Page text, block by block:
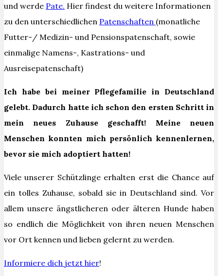
und werde Pate. Hier findest du weitere Informationen
zu den unterschiedlichen Patenschaften (monatliche
Futter-/ Medizin- und Pensionspatenschaft, sowie
einmalige Namens-, Kastrations- und
Ausreisepatenschaft)
Ich habe bei meiner Pflegefamilie in Deutschland
gelebt. Dadurch hatte ich schon den ersten Schritt in
mein neues Zuhause geschafft! Meine neuen
Menschen konnten mich persönlich kennenlernen,
bevor sie mich adoptiert hatten!
Viele unserer Schützlinge erhalten erst die Chance auf
ein tolles Zuhause, sobald sie in Deutschland sind. Vor
allem unsere ängstlicheren oder älteren Hunde haben
so endlich die Möglichkeit von ihren neuen Menschen
vor Ort kennen und lieben gelernt zu werden.
Informiere dich jetzt hier!